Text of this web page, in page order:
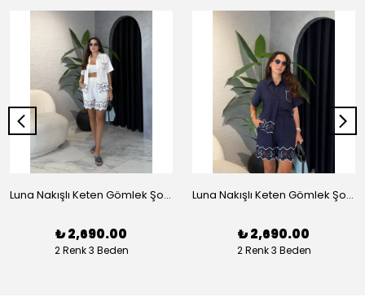
Luna Nakışlı Keten Gömlek Şort Takım - Beyaz
₺ 2,690.00
2 Renk 3 Beden
Luna Nakışlı Keten Gömlek Şort Takım - Lacivert
₺ 2,690.00
2 Renk 3 Beden